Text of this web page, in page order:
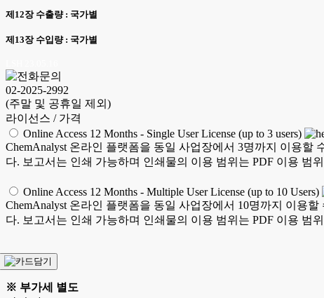
제12장 수출량 : 국가별
제13장 수입량 : 국가별
02-2025-2992
(주말 및 공휴일 제외)
라이선스 / 가격
Online Access 12 Months - Single User License (up to 3 users)
ChemAnalyst 온라인 플랫폼을 동일 사업장에서 3명까지 이용할
다. 보고서는 인쇄 가능하며 인쇄물의 이용 범위는 PDF 이용 범
Online Access 12 Months - Multiple User License (up to 10 Users)
ChemAnalyst 온라인 플랫폼을 동일 사업장에서 10명까지 이용
다. 보고서는 인쇄 가능하며 인쇄물의 이용 범위는 PDF 이용 범
※ 부가세 별도